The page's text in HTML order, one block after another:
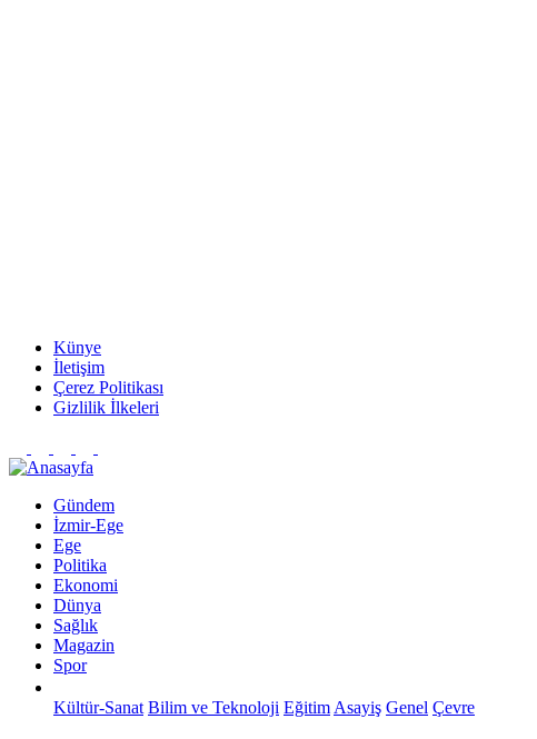
Künye
İletişim
Çerez Politikası
Gizlilik İlkeleri
Gündem
İzmir-Ege
Ege
Politika
Ekonomi
Dünya
Sağlık
Magazin
Spor
Kültür-Sanat Bilim ve Teknoloji Eğitim Asayiş Genel Çevre